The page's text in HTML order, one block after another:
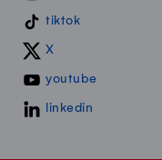
tiktok
X
youtube
linkedin